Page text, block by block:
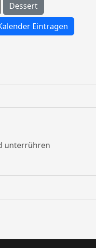
Dessert
Eintragen
unterrühren